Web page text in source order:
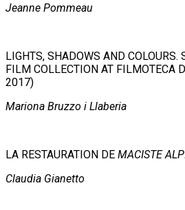
Jeanne Pommeau
LIGHTS, SHADOWS AND COLOURS.
FILM COLLECTION AT FILMOTECA
2017)
Mariona Bruzzo i Llaberia
LA RESTAURATION DE MACISTE
Claudia Gianetto